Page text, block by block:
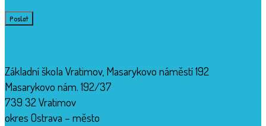
Základní škola Vratimov, Masarykovo náměstí 192
Masarykovo nám. 192/37
739 32 Vratimov
okres Ostrava – město